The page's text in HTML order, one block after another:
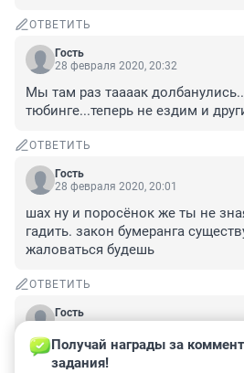
ОТВЕТИТЬ
Гость
28 февраля 2020, 20:32
Мы там раз таааак
тюбинге...теперь не ездим и
ОТВЕТИТЬ
Гость
28 февраля 2020, 20:01
шах ну и поросёнок же ты не
гадить. закон бумеранга
жаловаться будешь
ОТВЕТИТЬ
Гость
Халявшик,чтоб тебя,что бы ты
Получай награды за
задания!